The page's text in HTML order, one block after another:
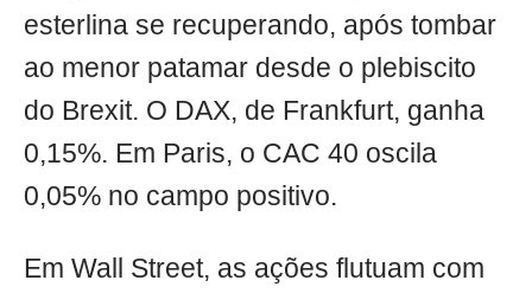
esterlina se recuperando, após tombar
ao menor patamar desde o plebiscito
do Brexit. O DAX, de Frankfurt, ganha
0,15%. Em Paris, o CAC 40 oscila
0,05% no campo positivo.
Em Wall Street, as ações flutuam com